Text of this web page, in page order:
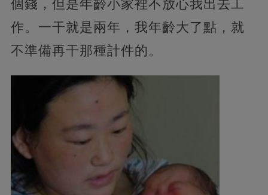
個錢，但是年齡小家裡不放心我出去工
作。一干就是兩年，我年齡大了點，就
不準備再干那種計件的。